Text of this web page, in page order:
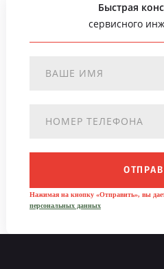
Быстрая
сервисного
Нажимая на кнопку «Отправить», вы
персональных данных